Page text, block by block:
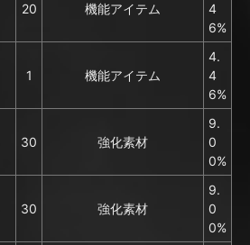
20 機能アイテム
4
6%
1 機能アイテム
4.
4
6%
30 強化素材
9.
0
0%
30 強化素材
9.
0
0%